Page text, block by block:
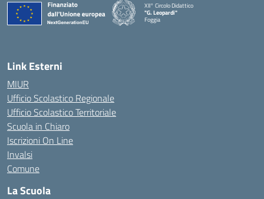
XII° Circolo Didattico
"G. Leopardi"
Foggia
— Visita la pagina iniziale della scuola
Link Esterni
MIUR
Ufficio Scolastico Regionale
Ufficio Scolastico Territoriale
Scuola in Chiaro
Iscrizioni On Line
Invalsi
Comune
La Scuola